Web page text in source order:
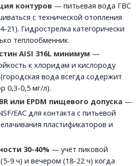
контуров — питьевая вода ГВС
с технической отопления
21). Гидрострелка категорически
теплообменник.
AISI 316L минимум —
к хлоридам и кислороду
вода всегда содержит
0,3-0,5 мг/л).
или EPDM пищевого допуска —
EAC для контакта с питьевой
пластификаторов и
30-40% — учёт пиковой
9 ч) и вечером (18-22 ч) когда